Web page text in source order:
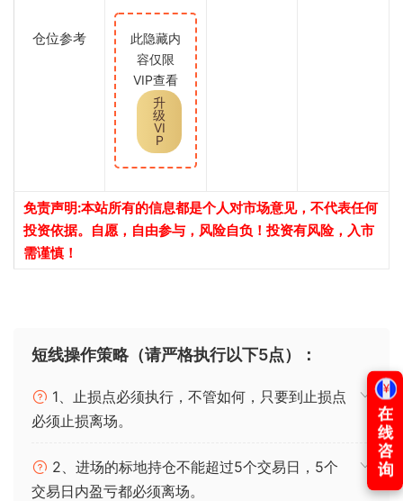
仓位参考
此隐藏内
容仅限
VIP查看
升
级
VI
P
免责声明:本站所有的信息都是个人对市场意见，不代表任何
投资依据。自愿，自由参与，风险自负！投资有风险，入市
需谨慎！
短线操作策略（请严格执行以下5点）：
1、止损点必须执行，不管如何，只要到止损点
必须止损离场。
2、进场的标地持仓不能超过5个交易日，5个
交易日内盈亏都必须离场。